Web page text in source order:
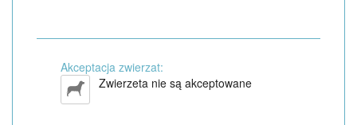
Akceptacja zwierzat:
Zwierzeta nie są akceptowane